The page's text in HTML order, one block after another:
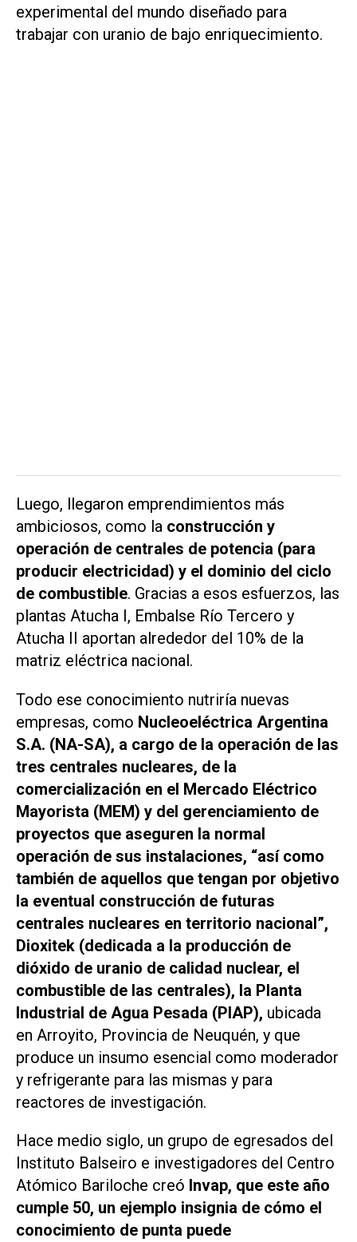
experimental del mundo diseñado para
trabajar con uranio de bajo enriquecimiento.
Luego, llegaron emprendimientos más
ambiciosos, como la construcción y
operación de centrales de potencia (para
producir electricidad) y el dominio del ciclo
de combustible. Gracias a esos esfuerzos, las
plantas Atucha I, Embalse Río Tercero y
Atucha II aportan alrededor del 10% de la
matriz eléctrica nacional.
Todo ese conocimiento nutriría nuevas
empresas, como Nucleoeléctrica Argentina
S.A. (NA-SA), a cargo de la operación de las
tres centrales nucleares, de la
comercialización en el Mercado Eléctrico
Mayorista (MEM) y del gerenciamiento de
proyectos que aseguren la normal
operación de sus instalaciones, “así como
también de aquellos que tengan por objetivo
la eventual construcción de futuras
centrales nucleares en territorio nacional”,
Dioxitek (dedicada a la producción de
dióxido de uranio de calidad nuclear, el
combustible de las centrales), la Planta
Industrial de Agua Pesada (PIAP), ubicada
en Arroyito, Provincia de Neuquén, y que
produce un insumo esencial como moderador
y refrigerante para las mismas y para
reactores de investigación.
Hace medio siglo, un grupo de egresados del
Instituto Balseiro e investigadores del Centro
Atómico Bariloche creó Invap, que este año
cumple 50, un ejemplo insignia de cómo el
conocimiento de punta puede